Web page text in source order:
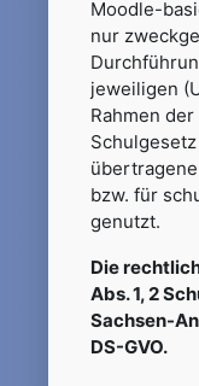
Moodle-
nur
jeweiligen
Rahmen
bzw. für
genutzt.
Die
Abs. 1, 2
Sachsen-
DS-GVO.